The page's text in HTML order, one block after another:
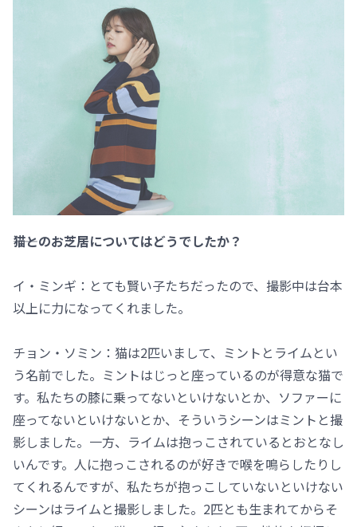
――猫とのお芝居についてはどうでしたか？
イ・ミンギ：とても賢い子たちだったので、撮影中は台本
以上に力になってくれました。
チョン・ソミン：猫は2匹いまして、ミントとライムとい
う名前でした。ミントはじっと座っているのが得意な猫で
す。私たちの膝に乗ってないといけないとか、ソファーに
座ってないといけないとか、そういうシーンはミントと撮
影しました。一方、ライムは抱っこされているとおとなし
いんです。人に抱っこされるのが好きで喉を鳴らしたりし
てくれるんですが、私たちが抱っこしていないといけない
シーンはライムと撮影しました。2匹とも生まれてからそ